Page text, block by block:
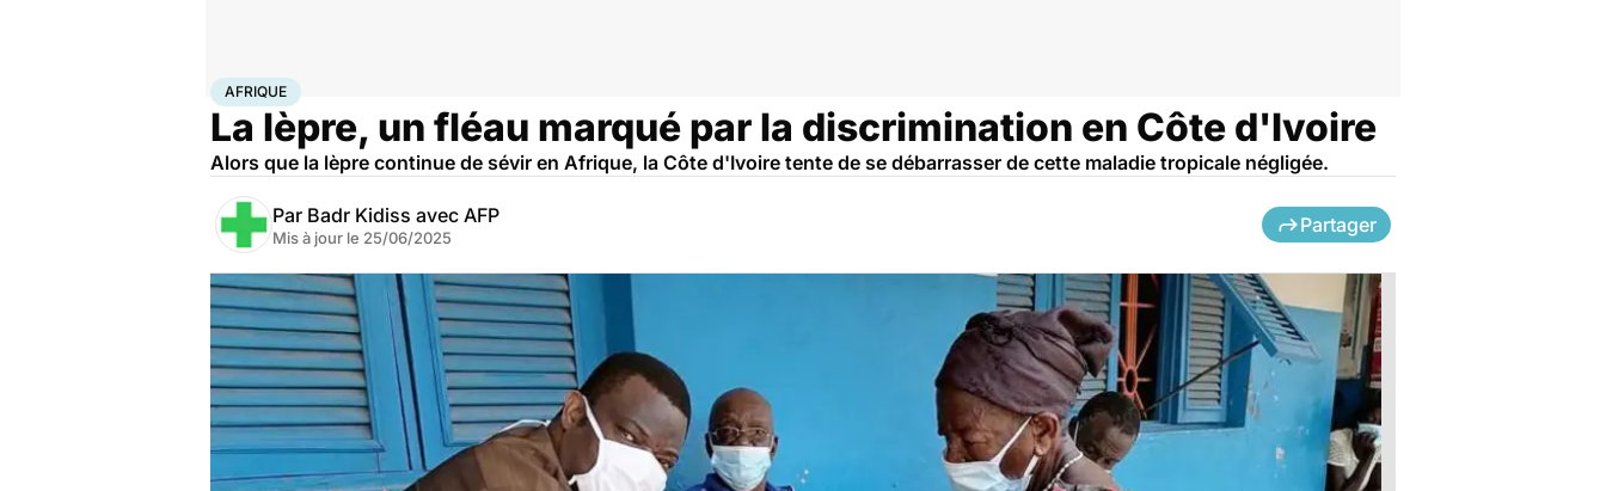
AccueilSantéMaladies
AFRIQUE
La lèpre, un fléau marqué par la discrimination en Côte d'Ivoire
Alors que la lèpre continue de sévir en Afrique, la Côte d'Ivoire tente de se débarrasser de cette maladie tropicale négligée.
Par Badr Kidiss avec AFP
Mis à jour le 25/06/2025
Partager